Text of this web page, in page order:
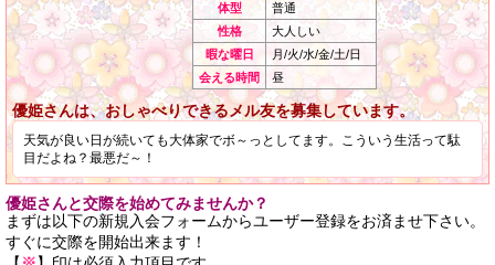
体型
普通
性格
大人しい
暇な曜日
月/火/水/金/土/日
会える時間
昼
優姫さんは、おしゃべりできるメル友を募集しています。
天気が良い日が続いても大体家でボ～っとしてます。こういう生活って駄
目だよね？最悪だ～！
優姫さんと交際を始めてみませんか？
まずは以下の新規入会フォームからユーザー登録をお済ませ下さい。
すぐに交際を開始出来ます！